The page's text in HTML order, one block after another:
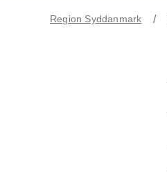
Region Syddanmark